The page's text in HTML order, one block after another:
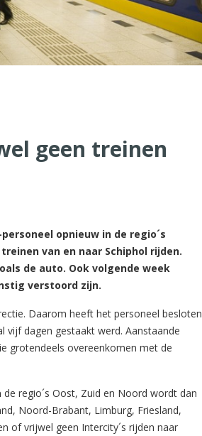
geen treinen
opnieuw in de regio´s
van en naar Schiphol rijden.
de auto. Ook volgende week
verstoord zijn.
Daarom heeft het personeel besloten
dagen gestaakt werd. Aanstaande
grotendeels overeenkomen met de
regio´s Oost, Zuid en Noord wordt dan
Noord-Brabant, Limburg, Friesland,
of vrijwel geen Intercity´s rijden naar